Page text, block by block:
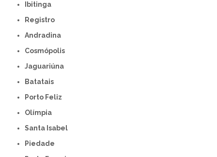
Ibitinga
Registro
Andradina
Cosmópolis
Jaguariúna
Batatais
Porto Feliz
Olímpia
Santa Isabel
Piedade